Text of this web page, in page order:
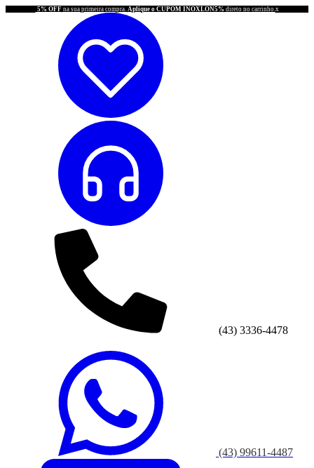
5% OFF na sua primeira compra. Aplique o CUPOM INOXLON5%direto no carrinho.x
(43) 3336-4478
(43) 99611-4487